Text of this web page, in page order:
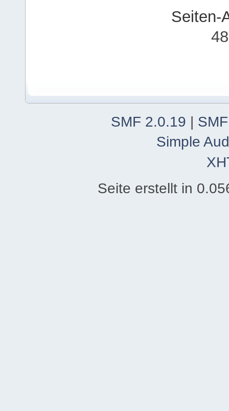
Seiten-
SMF 2.0.19
Simple
Seite erstellt in